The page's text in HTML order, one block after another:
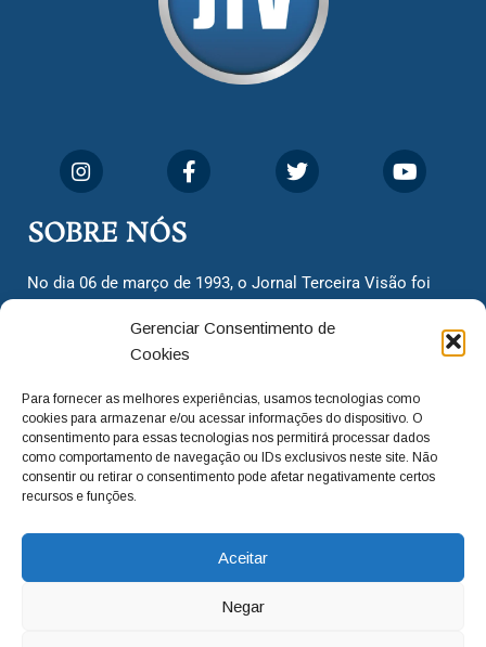
Gerenciar Consentimento de
Cookies
Para fornecer as melhores experiências, usamos tecnologias como
cookies para armazenar e/ou acessar informações do dispositivo. O
consentimento para essas tecnologias nos permitirá processar dados
como comportamento de navegação ou IDs exclusivos neste site. Não
consentir ou retirar o consentimento pode afetar negativamente certos
recursos e funções.
Aceitar
Negar
SOBRE NÓS
No dia 06 de março de 1993, o Jornal Terceira Visão foi
cidadãos valinhenses, já que naquela época só existiam
dois jornais. Há mais de 30 anos, o jornal continua
com o foco de trazer as melhores notícias. Nunca
deixamos de lado as necessidades do cidadão, sempre
questionando os órgãos públicos em busca de melhorias
para a cidade e sempre cobrando resoluções para casos
adm@jtv.com.br
(19) 3929-6225